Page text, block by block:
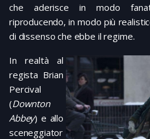
che aderisce in modo
riproducendo, in modo più
di dissenso che ebbe il regime.
In realtà al
regista Brian
Percival
(Downton
Abbey) e allo
sceneggiator